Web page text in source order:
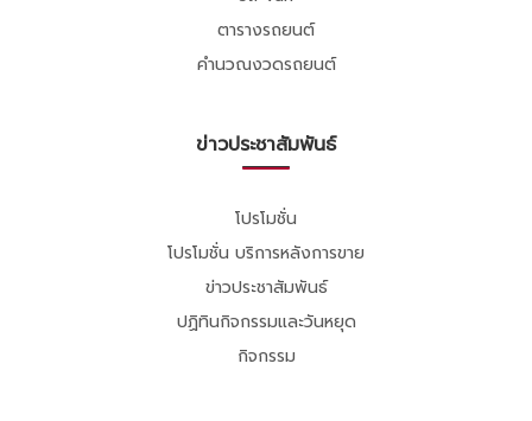
ตารางรถยนต์
คำนวณงวดรถยนต์
ข่าวประชาสัมพันธ์
โปรโมชั่น
โปรโมชั่น บริการหลังการขาย
ข่าวประชาสัมพันธ์
ปฏิทินกิจกรรมและวันหยุด
กิจกรรม